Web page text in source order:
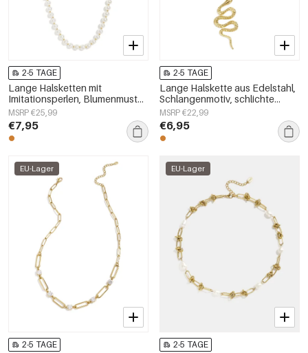
2-5 TAGE
Lange Halsketten mit
Imitationsperlen, Blumenmuster,
schlichte und elegante
Damenschmuckserie
MSRP €25,99
€7,95
2-5 TAGE
Lange Halskette aus Edelstahl,
Schlangenmotiv, schlichte
Alltags-Serie, Damenschmuck
MSRP €22,99
€6,95
EU-Lager
2-5 TAGE
EU-Lager
2-5 TAGE